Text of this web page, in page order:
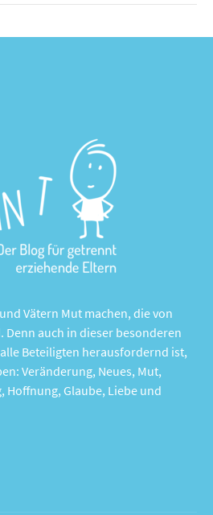
Vätern Mut machen, die von
auch in dieser besonderen
Beteiligten herausfordernd ist,
Veränderung, Neues, Mut,
Hoffnung, Glaube, Liebe und